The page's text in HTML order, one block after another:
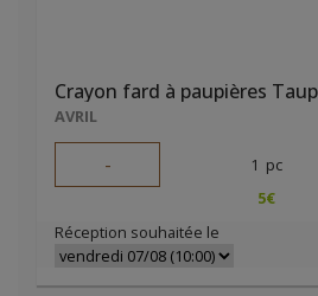
Crayon fard à paupières
AVRIL
- 1 pc
5€
Réception souhaitée le